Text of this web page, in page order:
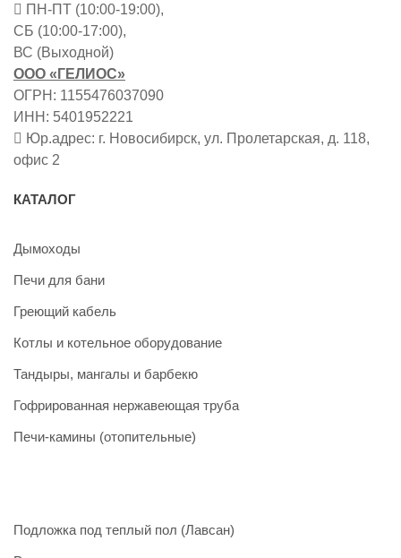
ПН-ПТ (10:00-19:00),
СБ (10:00-17:00),
ВС (Выходной)
ООО «ГЕЛИОС»
ОГРН: 1155476037090
ИНН: 5401952221
Юр.адрес: г. Новосибирск, ул. Пролетарская, д. 118,
офис 2
КАТАЛОГ
Дымоходы
Печи для бани
Греющий кабель
Котлы и котельное оборудование
Тандыры, мангалы и барбекю
Гофрированная нержавеющая труба
Печи-камины (отопительные)
Подложка под теплый пол (Лавсан)